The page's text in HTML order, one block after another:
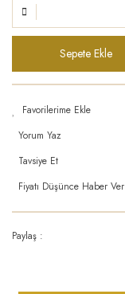
Sepete Ekle
Yorum Yaz
Tavsiye Et
Fiyatı Düşünce Haber Ver
Paylaş :